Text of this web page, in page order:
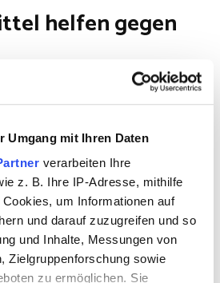
Umgang mit Ihren Daten
verarbeiten Ihre
z. B. Ihre IP-Adresse, mithilfe
um Informationen auf
und darauf zuzugreifen und so
und Inhalte, Messungen von
Zielgruppenforschung sowie
zu ermöglichen. Sie
helfen gegen
Natürlich solltest du deine
ZWISCHEN den Zehen
kannst du die Hornhaut
einfach etwas
wird der Schweiß